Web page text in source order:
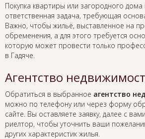
Покупка квартиры или загородного дома
ответственная задача, требующая
Важно, чтобы жильё, выставленное на
обременения, а для этого требуется
которую может провести только
в Гадяче.
Агентство
Обратиться в выбранное агентство
можно по телефону или через форму
сайте. Вы оставляете заявку, далее с
риелтор, чтобы уточнить ваши
других характеристик жилья.